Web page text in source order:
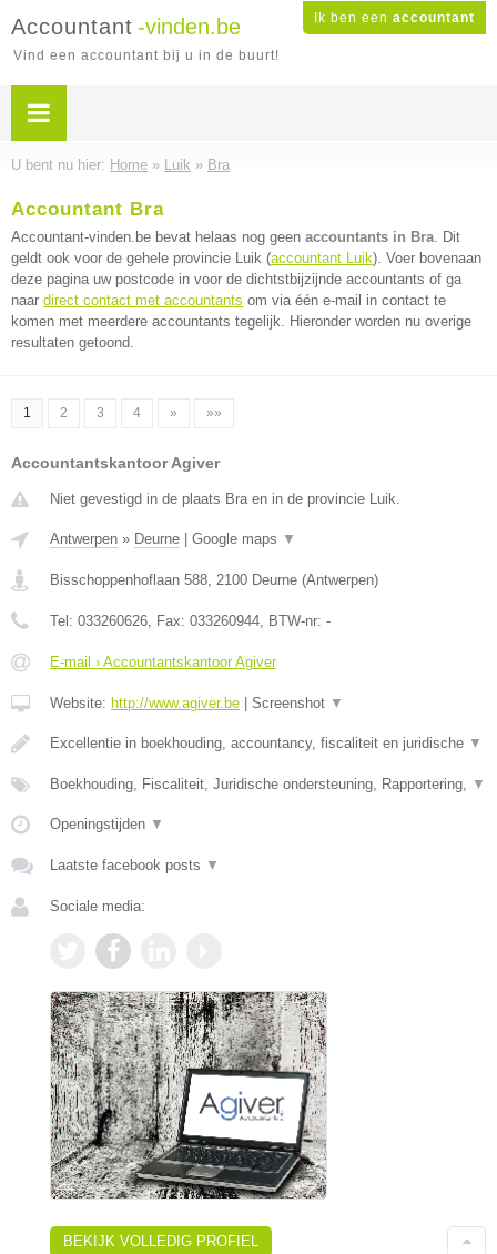
Ik ben een accountant
Accountant -vinden.be
Vind een accountant bij u in de buurt!
U bent nu hier: Home » Luik » Bra
Accountant Bra
Accountant-vinden.be bevat helaas nog geen accountants in Bra. Dit
geldt ook voor de gehele provincie Luik (accountant Luik). Voer bovenaan
deze pagina uw postcode in voor de dichtstbijzijnde accountants of ga
naar direct contact met accountants om via één e-mail in contact te
komen met meerdere accountants tegelijk. Hieronder worden nu overige
resultaten getoond.
1 2 3 4 » »»
Accountantskantoor Agiver
Niet gevestigd in de plaats Bra en in de provincie Luik.
Antwerpen » Deurne Google maps ▼
Bisschoppenhoflaan 588, 2100 Deurne (Antwerpen)
Tel: 033260626, Fax: 033260944, BTW-nr: -
E-mail › Accountantskantoor Agiver
Website: http://www.agiver.be Screenshot ▼
Excellentie in boekhouding, accountancy, fiscaliteit en juridische ▼
Boekhouding, Fiscaliteit, Juridische ondersteuning, Rapportering, ▼
Openingstijden ▼
Laatste facebook posts ▼
Sociale media:
BEKIJK VOLLEDIG PROFIEL